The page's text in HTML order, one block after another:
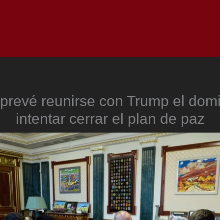
reunirse con Trump el
intentar cerrar el plan de paz